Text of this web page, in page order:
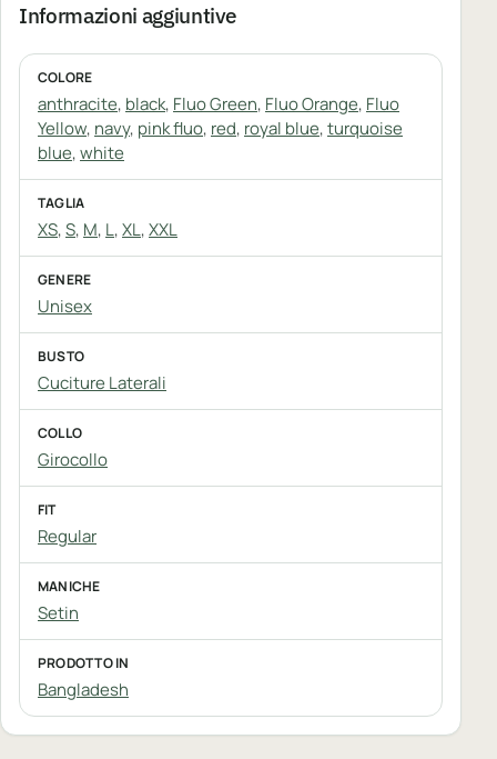
Informazioni aggiuntive
COLORE
anthracite, black, Fluo Green, Fluo Orange, Fluo
Yellow, navy, pink fluo, red, royal blue,turquoise
blue,white
TAGLIA
XS,S, M, L,XL,XXL
GENERE
Unisex
BUSTO
Cuciture Laterali
COLLO
Girocollo
FIT
Regular
MANICHE
Setin
PRODOTTO IN
Bangladesh